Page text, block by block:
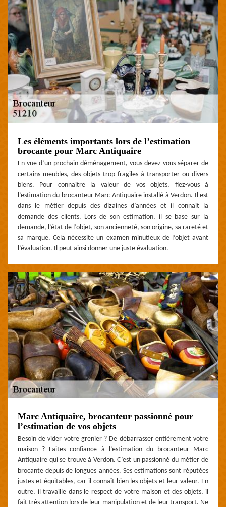
Les éléments importants lors de l’estimation
brocante pour Marc Antiquaire
En vue d’un prochain déménagement, vous devez vous séparer de
certains meubles, des objets trop fragiles à transporter ou divers
biens. Pour connaitre la valeur de vos objets, fiez-vous à
l’estimation du brocanteur Marc Antiquaire installé à Verdon. Il est
dans le métier depuis des dizaines d’années et il connait la
demande des clients. Lors de son estimation, il se base sur la
demande, l’état de l’objet, son ancienneté, son origine, sa rareté et
sa marque. Cela nécessite un examen minutieux de l’objet avant
l’évaluation. Il peut ainsi donner une juste évaluation.
Marc Antiquaire, brocanteur passionné pour
l’estimation de vos objets
Besoin de vider votre grenier ? De débarrasser entièrement votre
maison ? Faites confiance à l’estimation du brocanteur Marc
Antiquaire qui se trouve à Verdon. C’est un passionné du métier de
brocante depuis de longues années. Ses estimations sont réputées
justes et équitables, car il connaît bien les objets et leur valeur. En
outre, il travaille dans le respect de votre maison et des objets, il
fait très attention lors de leur manipulation et de leur transport. Ne